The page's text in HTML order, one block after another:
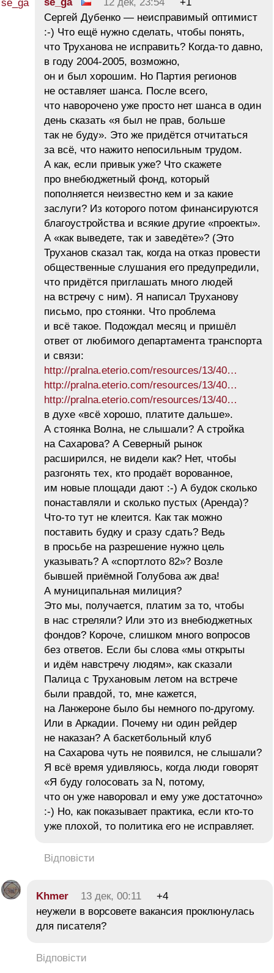
Сергей Дубенко — неисправимый оптимист
:-) Что ещё нужно сделать, чтобы понять,
что Труханова не исправить? Когда-то давно,
в году 2004-2005, возможно,
он и был хорошим. Но Партия регионов
не оставляет шанса. После всего,
что наворочено уже просто нет шанса в один
день сказать «я был не прав, больше
так не буду». Это же придётся отчитаться
за всё, что нажито непосильным трудом.
А как, если привык уже? Что скажете
про внебюджетный фонд, который
пополняется неизвестно кем и за какие
заслуги? Из которого потом финансируются
благоустройства и всякие другие «проекты».
А «как выведете, так и заведёте»? (Это
Труханов сказал так, когда на отказ провести
общественные слушания его предупредили,
что придётся приглашать много людей
на встречу с ним). Я написал Труханову
письмо, про стоянки. Что проблема
и всё такое. Подождал месяц и пришёл
ответ от любимого департамента транспорта
и связи:
http://pralna.eterio.com/resources/13/40…
http://pralna.eterio.com/resources/13/40…
http://pralna.eterio.com/resources/13/40…
в духе «всё хорошо, платите дальше».
А стоянка Волна, не слышали? А стройка
на Сахарова? А Северный рынок
расширился, не видели как? Нет, чтобы
разгонять тех, кто продаёт ворованное,
им новые площади дают :-) А будок сколько
понаставляли и сколько пустых (Аренда)?
Что-то тут не клеится. Как так можно
поставить будку и сразу сдать? Ведь
в просьбе на разрешение нужно цель
указывать? А «спортлото 82»? Возле
бывшей приёмной Голубова аж два!
А муниципальная милиция?
Это мы, получается, платим за то, чтобы
в нас стреляли? Или это из внебюджетных
фондов? Короче, слишком много вопросов
без ответов. Если бы слова «мы открыты
и идём навстречу людям», как сказали
Палица с Трухановым летом на встрече
были правдой, то, мне кажется,
на Ланжероне было бы немного по-другому.
Или в Аркадии. Почему ни один рейдер
не наказан? А баскетбольный клуб
на Сахарова чуть не появился, не слышали?
Я всё время удивляюсь, когда люди говорят
«Я буду голосовать за N, потому,
что он уже наворовал и ему уже достаточно»
:-) Но, как показывает практика, если кто-то
уже плохой, то политика его не исправляет.
Відповісти
Khmer 13 дек, 00:11
+4
неужели в ворсовете вакансия проклюнулась
для писателя?
Відповісти